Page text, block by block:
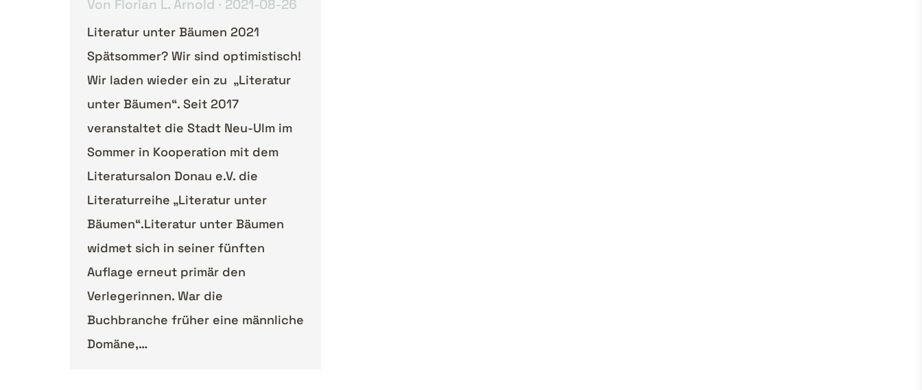
Von Florian L. Arnold 2021-08-26
Literatur unter Bäumen 2021
Spätsommer? Wir sind optimistisch!
Wir laden wieder ein zu „Literatur
unter Bäumen“. Seit 2017
veranstaltet die Stadt Neu-Ulm im
Sommer in Kooperation mit dem
Literatursalon Donau e.V. die
Literaturreihe „Literatur unter
Bäumen“.Literatur unter Bäumen
widmet sich in seiner fünften
Auflage erneut primär den
Verlegerinnen. War die
Buchbranche früher eine männliche
Domäne,…